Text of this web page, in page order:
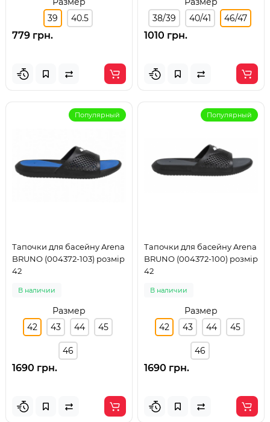
39
40.5
779 грн.
38/39
40/41 46/47
1010 грн.
Популярный
Тапочки для басейну Arena
BRUNO (004372-103) розмір
42
В наличии
Размер
42
43 44 45
46
1690 грн.
Популярный
Тапочки для басейну Arena
BRUNO (004372-100) розмір
42
В наличии
Размер
42
43 44 45
46
1690 грн.